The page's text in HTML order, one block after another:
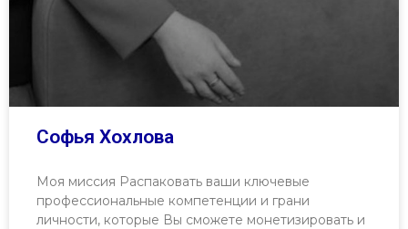
Софья Хохлова
Моя миссия Распаковать ваши ключевые
профессиональные компетенции и грани
личности, которые Вы сможете монетизировать и